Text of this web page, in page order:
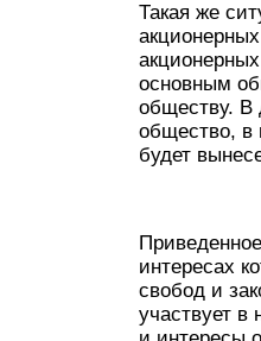
Такая же
основным
обществу. В
общество, в
будет
интересах
свобод и
участвует в